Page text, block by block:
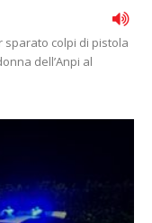
sparato colpi di pistola
dell’Anpi al